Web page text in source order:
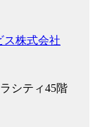
ス株式会社
シティ45階